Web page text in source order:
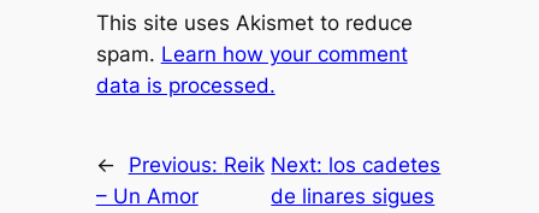
This site uses Akismet to reduce
spam. Learn how your comment
data is processed.
← Previous: Reik
– Un Amor
Next: los cadetes
de linares sigues